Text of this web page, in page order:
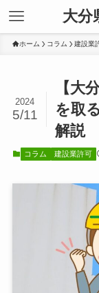
大分
ホーム コラム 建設業
【大
を取
解説
2024
5/11
コラム 建設業許可